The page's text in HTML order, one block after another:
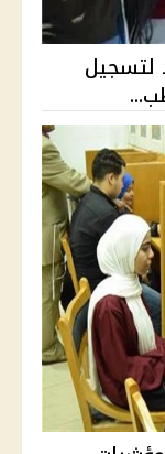
آخر موعد لتسجيل